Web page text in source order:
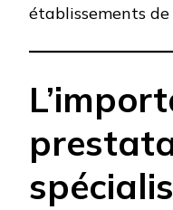
établissements de